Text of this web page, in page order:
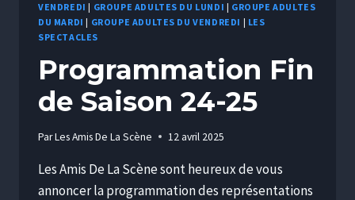
VENDREDI | GROUPE ADULTES DU LUNDI | GROUPE ADULTES
DU MARDI | GROUPE ADULTES DU VENDREDI | LES
SPECTACLES
Programmation Fin
de Saison 24-25
ParLes Amis De La Scène 12 avril 2025
Les Amis De La Scène sont heureux de vous
annoncer la programmation des représentations